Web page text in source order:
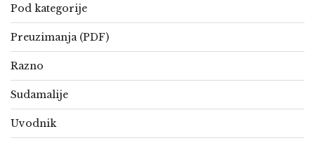
Pod kategorije
Preuzimanja (PDF)
Razno
Sudamalije
Uvodnik